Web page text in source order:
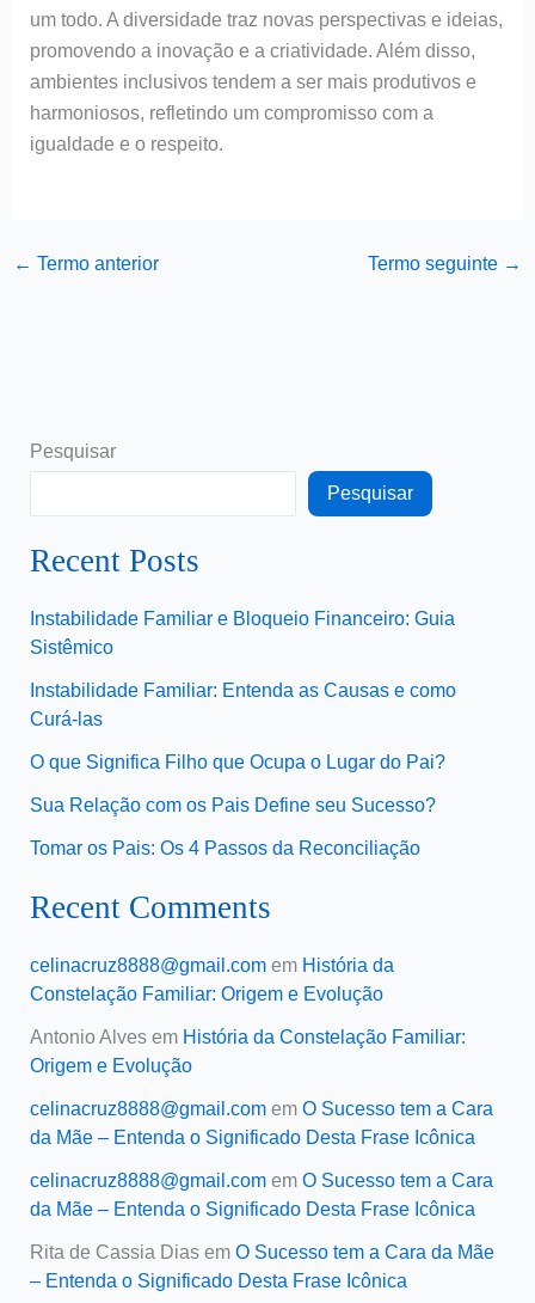
um todo. A diversidade traz novas perspectivas e ideias,
promovendo a inovação e a criatividade. Além disso,
ambientes inclusivos tendem a ser mais produtivos e
harmoniosos, refletindo um compromisso com a
igualdade e o respeito.
← Termo anterior Termo seguinte →
Pesquisar
Pesquisar
Recent Posts
Instabilidade Familiar e Bloqueio Financeiro: Guia
Sistêmico
Instabilidade Familiar: Entenda as Causas e como
Curá-las
O que Significa Filho que Ocupa o Lugar do Pai?
Sua Relação com os Pais Define seu Sucesso?
Tomar os Pais: Os 4 Passos da Reconciliação
Recent Comments
celinacruz8888@gmail.comem História da
Constelação Familiar: Origem e Evolução
Antonio Alvesem História da Constelação Familiar:
Origem e Evolução
celinacruz8888@gmail.comem O Sucesso tem a Cara
da Mãe – Entenda o Significado Desta Frase Icônica
celinacruz8888@gmail.comem O Sucesso tem a Cara
da Mãe – Entenda o Significado Desta Frase Icônica
Rita de Cassia Diasem O Sucesso tem a Cara da Mãe
– Entenda o Significado Desta Frase Icônica